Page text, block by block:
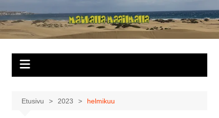
sisältöön
Matkalla
maailmalla
Etusivu 2023 helmikuu